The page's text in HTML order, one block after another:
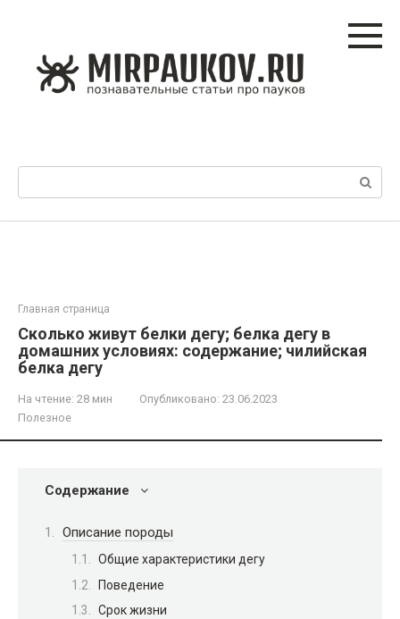
Главная страница
Сколько живут белки дегу; белка дегу в
домашних условиях: содержание; чилийская
белка дегу
На чтение: 28 мин Опубликовано: 23.06.2023
Полезное
Содержание
Описание породы
Общие характеристики дегу
Поведение
Срок жизни